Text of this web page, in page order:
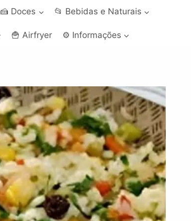
🍰 Doces 📂 Bebidas e Naturais
🍟 Airfryer ⚙️ Informações